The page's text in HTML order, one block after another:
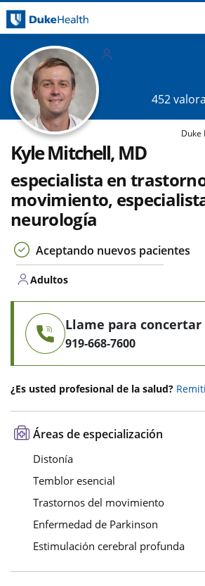
452
Duke
Kyle Mitchell, MD
especialista en
movimiento,
neurología
Aceptando nuevos pacientes
Adultos
Llame para
919-668-7600
¿Es usted profesional de la salud?
Áreas de especialización
Distonía
Temblor esencial
Trastornos del movimiento
Enfermedad de Parkinson
Estimulación cerebral profunda